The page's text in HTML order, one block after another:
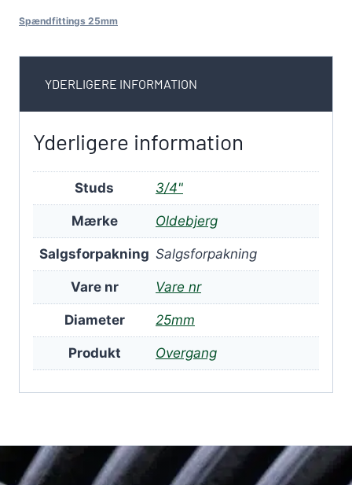
Spændfittings 25mm
YDERLIGERE INFORMATION
Yderligere information
Studs 3/4"
Mærke Oldebjerg
Salgsforpakning Salgsforpakning
Vare nr Vare nr
Diameter 25mm
Produkt Overgang